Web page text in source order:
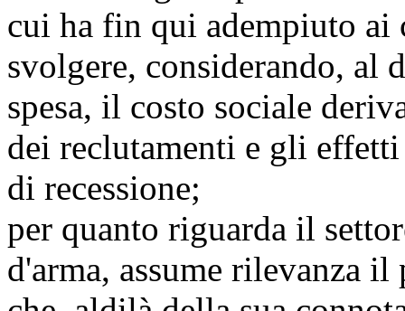
cui ha fin qui adempiuto ai
svolgere, considerando, al
spesa, il costo sociale
dei reclutamenti e gli
di recessione;
per quanto riguarda il
d'arma, assume rilevanza